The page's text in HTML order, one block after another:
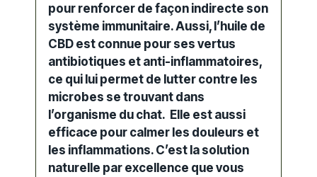
pour renforcer de façon indirecte son
système immunitaire. Aussi, l’huile de
CBD est connue pour ses vertus
antibiotiques et anti-inflammatoires,
ce qui lui permet de lutter contre les
microbes se trouvant dans
l’organisme du chat. Elle est aussi
efficace pour calmer les douleurs et
les inflammations. C’est la solution
naturelle par excellence que vous